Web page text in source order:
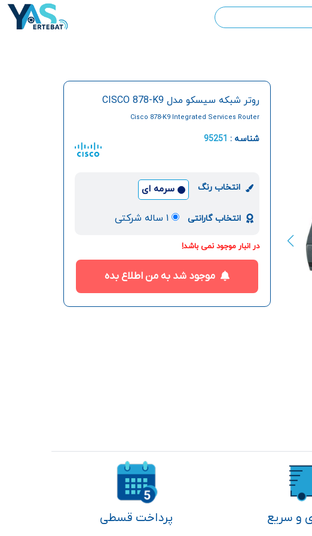
روتر شبکه سیسکو مدل CISCO 878-K9
Cisco 878-K9 Integrated Services Router
شناسه : 95251
انتخاب رنگ سرمه ای
انتخاب گارانتی ۱ ساله شرکتی
در انبار موجود نمی باشد!
موجود شد به من اطلاع بده
و سریع پرداخت قسطی